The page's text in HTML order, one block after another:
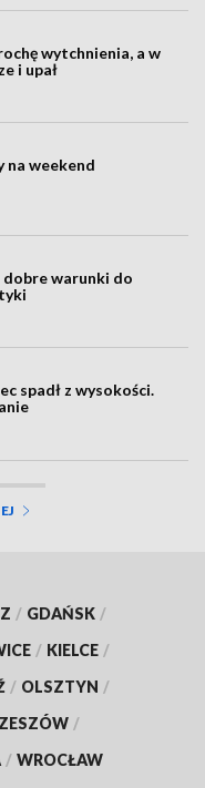
wytchnienia, a w
i upał
na weekend
warunki do
spadł z wysokości.
/ GDAŃSK /
/ KIELCE /
/ OLSZTYN /
/
/ WROCŁAW